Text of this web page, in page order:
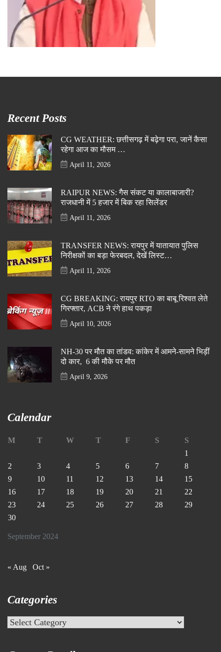
Recent Posts
CG WEATHER: छत्तीसगढ़ में बढ़ेगा परा, जानें कैसा
रहेगा आज का मौसम …
April 11, 2026
RAIPUR NEWS: गैस संकट या कालाबाजारी?
राजधानी में 5 हजार में बिक रहा सिलेंडर
April 11, 2026
TRANSFER NEWS: रायपुर में यातायात पुलिस
निरीक्षकों का बड़ा फेरबदल, देखें लिस्ट…
April 11, 2026
CG BREAKING: रायपुर RTO का बाबू रिश्वत लेते
गिरफ्तार, ACB ने रंगे हाथ पकड़ा
April 10, 2026
NH-30 पर मौत का तांडव: कांकेर में आमने-सामने भिड़ीं
दो कार, 6 की मौके पर मौत
April 9, 2026
Calendar
September 2024
M T W T F S
S
1
2
3 4 5 6 7
8
9
10 11 12 13 14
15
16
17 18 19 20 21
22
23
24 25 26 27 28
29
30
« Aug Oct »
Categories
Categories